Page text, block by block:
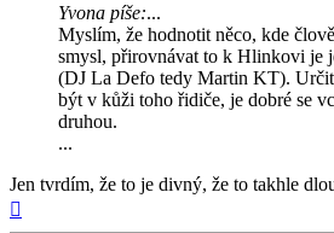
Yvona píše:...
Myslím, že hodnotit něco, kde
smysl, přirovnávat to k Hlinkovi je
(DJ La Defo tedy Martin KT).
být v kůži toho řidiče, je dobré se
druhou.
...
Jen tvrdím, že to je divný, že to takhle